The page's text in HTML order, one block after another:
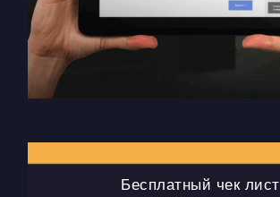
Бесплатный чек лист